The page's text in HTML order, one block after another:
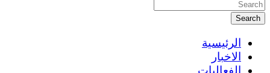
Search
الرئيسية
الاخبار
الفعاليات